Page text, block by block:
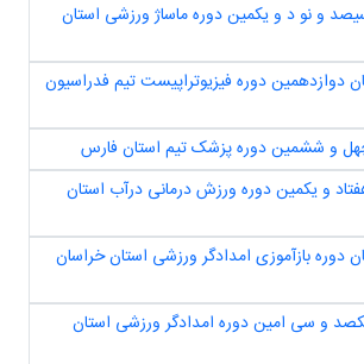
و نو د و یکمین دوره ماساژ ورزشی استان
دوازدهمین دوره فیزیوتراپیست تیم فدراسیون
چهل و ششمین دوره پزشک تیم استان فارس
و یکمین دوره ورزش درمانی درآب استان
دوره بازآموزی امدادگر ورزشی استان خراسان
و سی امین دوره امدادگر ورزشی استان